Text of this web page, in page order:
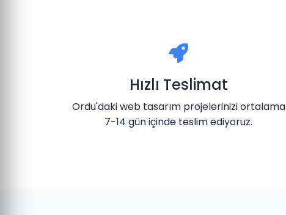
Hızlı Teslimat
Ordu'daki web tasarım projelerinizi ortalama
7-14 gün içinde teslim ediyoruz.